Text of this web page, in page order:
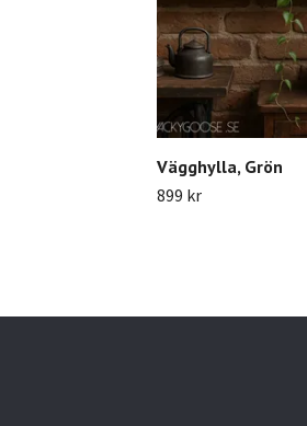
Vägghylla, Grön
899 kr